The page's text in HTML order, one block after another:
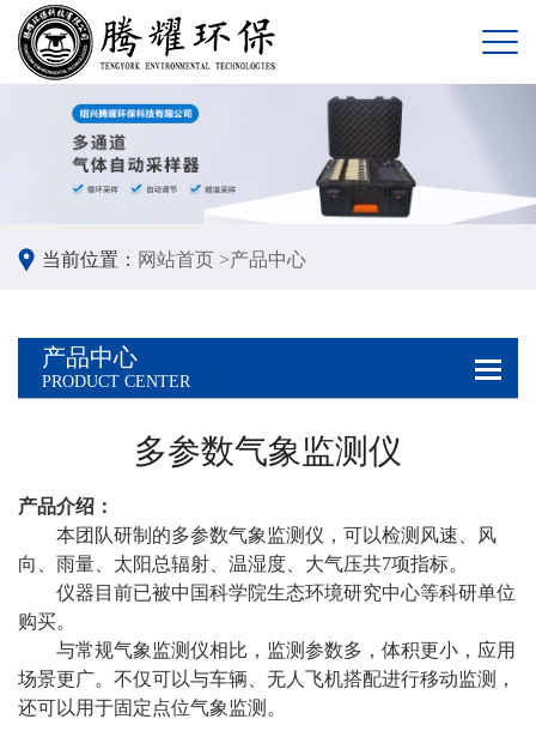
当前位置： 网站首页 >产品中心
产品中心
PRODUCT CENTER
多参数气象监测仪
产品介绍：
本团队研制的多参数气象监测仪，可以检测风速、风
向、雨量、太阳总辐射、温湿度、大气压共7项指标。
仪器目前已被中国科学院生态环境研究中心等科研单位
购买。
与常规气象监测仪相比，监测参数多，体积更小，应用
场景更广。不仅可以与车辆、无人飞机搭配进行移动监测，
还可以用于固定点位气象监测。